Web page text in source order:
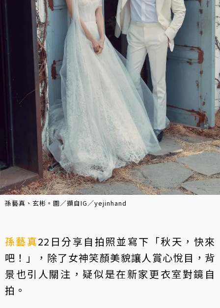
孫藝真、玄彬。圖／擷自IG／yejinhand
孫藝真22日分享自拍照並寫下「秋天，快來
吧！」，除了女神笑顏美貌讓人賞心悅目，背
景也引人關注，疑似是在新家更衣室對鏡自
拍。